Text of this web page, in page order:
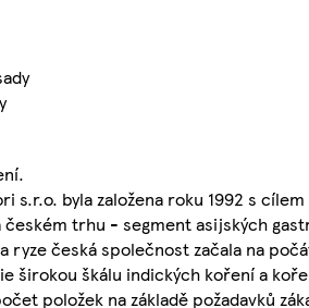
s.r.o. byla založena roku 1992 s
trhu - segment asijských
ryze česká společnost začala na
širokou škálu indických koření a
položek na základě požadavků